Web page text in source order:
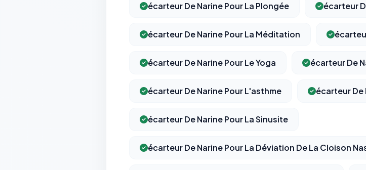
écarteur De Narine Pour La Plongée écarteur
écarteur De Narine Pour La Méditation
écarteur De Narine Pour Le Yoga écarteur De
écarteur De Narine Pour L'asthme écarteur De
écarteur De Narine Pour La Sinusite
écarteur De Narine Pour La Déviation De La Cloison